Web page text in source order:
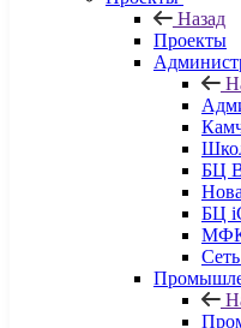
Назад
Проекты
БЦ
БЦ
МФК